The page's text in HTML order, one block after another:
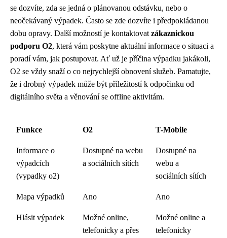
se dozvíte, zda se jedná o plánovanou odstávku, nebo o
neočekávaný výpadek. Často se zde dozvíte i předpokládanou
dobu opravy. Další možností je kontaktovat zákaznickou
podporu O2, která vám poskytne aktuální informace o situaci a
poradí vám, jak postupovat. Ať už je příčina výpadku jakákoli,
O2 se vždy snaží o co nejrychlejší obnovení služeb. Pamatujte,
že i drobný výpadek může být příležitostí k odpočinku od
digitálního světa a věnování se offline aktivitám.
Funkce O2 T-Mobile
Informace o
výpadcích
(vypadky o2)
Dostupné na webu
a sociálních sítích
Dostupné na
webu a
sociálních sítích
Mapa výpadků Ano Ano
Hlásit výpadek
Možné online,
telefonicky a přes
Možné online a
telefonicky